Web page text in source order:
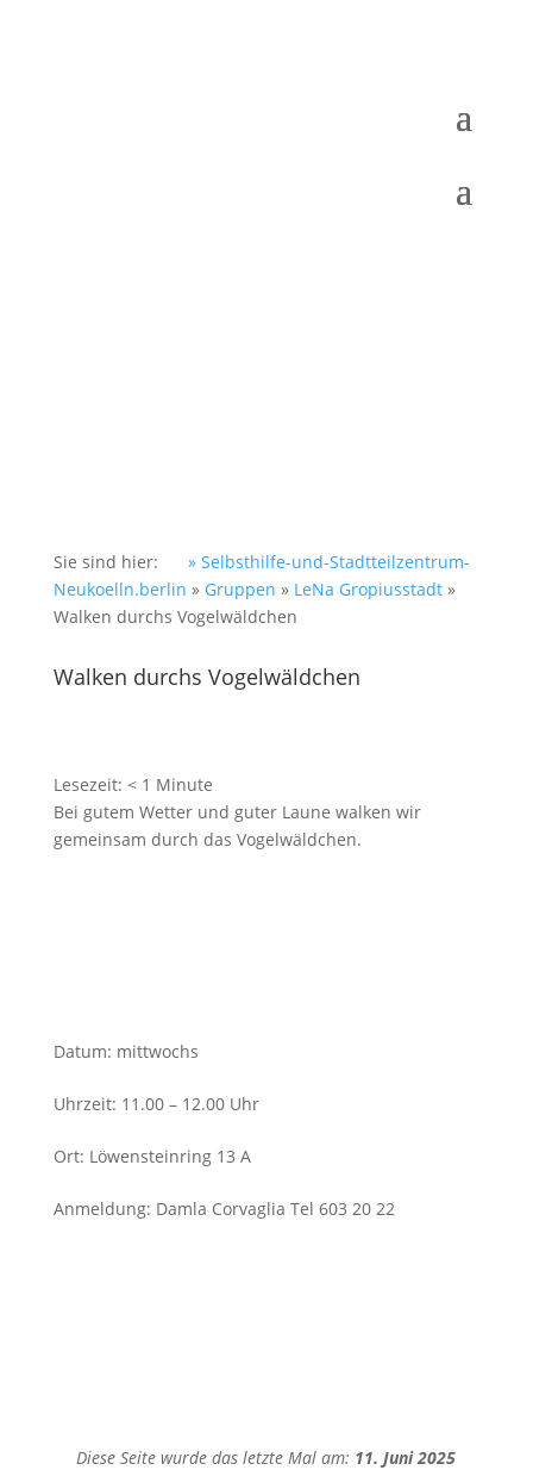
Sie sind hier:
» Selbsthilfe-und-Stadtteilzentrum-
Neukoelln.berlin » Gruppen » LeNa Gropiusstadt»
Walken durchs Vogelwäldchen
Walken durchs Vogelwäldchen
Lesezeit: < 1 Minute
Bei gutem Wetter und guter Laune walken wir
gemeinsam durch das Vogelwäldchen.
Datum: mittwochs
Uhrzeit: 11.00 – 12.00 Uhr
Ort: Löwensteinring 13 A
Anmeldung: Damla Corvaglia Tel 603 20 22
Diese Seite wurde das letzte Mal am: 11. Juni 2025